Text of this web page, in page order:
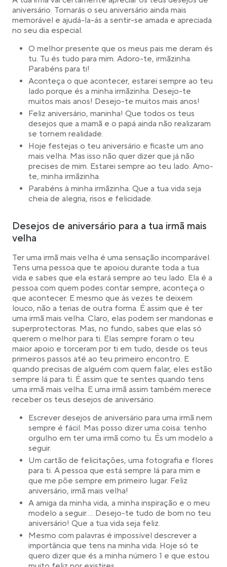
aniversário. Tornarás o seu aniversário ainda mais
memorável e ajudá-la-ás a sentir-se amada e apreciada
no seu dia especial.
O melhor presente que os meus pais me deram és
tu. Tu és tudo para mim. Adoro-te, irmãzinha.
Parabéns para ti!
Aconteça o que acontecer, estarei sempre ao teu
lado porque és a minha irmãzinha. Desejo-te
muitos mais anos! Desejo-te muitos mais anos!
Feliz aniversário, maninha! Que todos os teus
desejos que a mamã e o papá ainda não realizaram
se tornem realidade.
Hoje festejas o teu aniversário e ficaste um ano
mais velha. Mas isso não quer dizer que já não
precises de mim. Estarei sempre ao teu lado. Amo-
te, minha irmãzinha.
Parabéns à minha irmãzinha. Que a tua vida seja
cheia de alegria, risos e felicidade.
Desejos de aniversário para a tua irmã mais
velha
Ter uma irmã mais velha é uma sensação incomparável.
Tens uma pessoa que te apoiou durante toda a tua
vida e sabes que ela estará sempre ao teu lado. Ela é a
pessoa com quem podes contar sempre, aconteça o
que acontecer. E mesmo que às vezes te deixem
louco, não a terias de outra forma. É assim que é ter
uma irmã mais velha. Claro, elas podem ser mandonas e
superprotectoras. Mas, no fundo, sabes que elas só
querem o melhor para ti. Elas sempre foram o teu
maior apoio e torceram por ti em tudo, desde os teus
primeiros passos até ao teu primeiro encontro. E
quando precisas de alguém com quem falar, eles estão
sempre lá para ti. É assim que te sentes quando tens
uma irmã mais velha. E uma irmã assim também merece
receber os teus desejos de aniversário.
Escrever desejos de aniversário para uma irmã nem
sempre é fácil. Mas posso dizer uma coisa: tenho
orgulho em ter uma irmã como tu. És um modelo a
seguir.
Um cartão de felicitações, uma fotografia e flores
para ti. A pessoa que está sempre lá para mim e
que me põe sempre em primeiro lugar. Feliz
aniversário, irmã mais velha!
A amiga da minha vida, a minha inspiração e o meu
modelo a seguir…. Desejo-te tudo de bom no teu
aniversário! Que a tua vida seja feliz.
Mesmo com palavras é impossível descrever a
importância que tens na minha vida. Hoje só te
quero dizer que és a minha número 1 e que estou